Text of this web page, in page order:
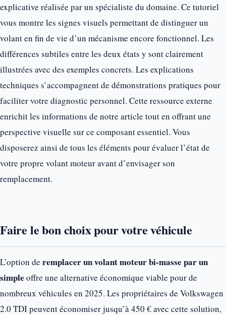
explicative réalisée par un spécialiste du domaine. Ce tutoriel
vous montre les signes visuels permettant de distinguer un
volant en fin de vie d’un mécanisme encore fonctionnel. Les
différences subtiles entre les deux états y sont clairement
illustrées avec des exemples concrets. Les explications
techniques s’accompagnent de démonstrations pratiques pour
faciliter votre diagnostic personnel. Cette ressource externe
enrichit les informations de notre article tout en offrant une
perspective visuelle sur ce composant essentiel. Vous
disposerez ainsi de tous les éléments pour évaluer l’état de
votre propre volant moteur avant d’envisager son
remplacement.
Faire le bon choix pour votre véhicule
L’option de remplacer un volant moteur bi-masse par un
simple offre une alternative économique viable pour de
nombreux véhicules en 2025. Les propriétaires de Volkswagen
2.0 TDI peuvent économiser jusqu’à 450 € avec cette solution,